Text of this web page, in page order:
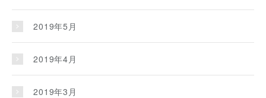
2019年5月
2019年4月
2019年3月